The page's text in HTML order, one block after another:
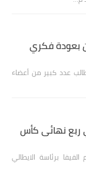
بعودة فكري
عدد كبير من أعضاء
ربع نهائى كأس
برئاسة الايطالي